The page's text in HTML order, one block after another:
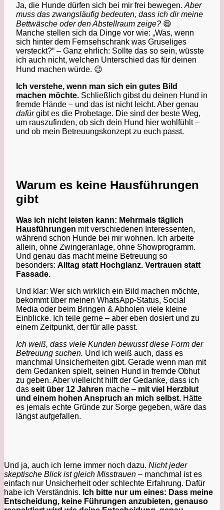
Ja, die Hunde dürfen sich bei mir frei bewegen. Aber
muss das zwangsläufig bedeuten, dass ich dir meine
Bettwäsche oder den Abstellraum zeige? 😄
Manche stellen sich da Dinge vor wie: „Was, wenn
sich hinter dem Fernsehschrank was Gruseliges
versteckt?“ – Ganz ehrlich: Sollte das so sein, wüsste
ich auch nicht, welchen Unterschied das für deinen
Hund machen würde. 😉
Ich verstehe, wenn man sich ein gutes Bild
machen möchte. Schließlich gibst du deinen Hund in
fremde Hände – und das ist nicht leicht. Aber genau
dafürgibt es die Probetage. Die sind der beste Weg,
um rauszufinden, ob sich dein Hund hier wohlfühlt –
und ob mein Betreuungskonzept zu euch passt.
Warum es keine Hausführungen
gibt
Was ich nicht leisten kann: Mehrmals täglich
Hausführungen mit verschiedenen Interessenten,
während schon Hunde bei mir wohnen. Ich arbeite
allein, ohne Zwingeranlage, ohne Showprogramm.
Und genau das macht meine Betreuung so
besonders: Alltag statt Hochglanz. Vertrauen statt
Fassade.
Und klar: Wer sich wirklich ein Bild machen möchte,
bekommt über meinen WhatsApp-Status, Social
Media oder beim Bringen & Abholen viele kleine
Einblicke. Ich teile gerne – aber eben dosiert und zu
einem Zeitpunkt, der für alle passt.
Ich weiß, dass viele Kunden bewusst diese Form der
Betreuung suchen. Und ich weiß auch, dass es
manchmal Unsicherheiten gibt. Gerade wenn man mit
dem Gedanken spielt, seinen Hund in fremde Obhut
zu geben. Aber vielleicht hilft der Gedanke, dass ich
das seit über 12 Jahren mache – mit viel Herzblut
und einem hohen Anspruch an mich selbst. Hätte
es jemals echte Gründe zur Sorge gegeben, wäre das
längst aufgefallen.
Und ja, auch ich lerne immer noch dazu. Nicht jeder
skeptische Blick ist gleich Misstrauen – manchmal ist es
einfach nur Unsicherheit oder schlechte Erfahrung. Dafür
habe ich Verständnis. Ich bitte nur um eines: Dass meine
Entscheidung, keine Führungen anzubieten, genauso